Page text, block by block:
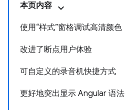
本页内容
使用“样式”窗格调试高清颜色
改进了断点用户体验
可自定义的录音机快捷方式
更好地突出显示 Angular 语法